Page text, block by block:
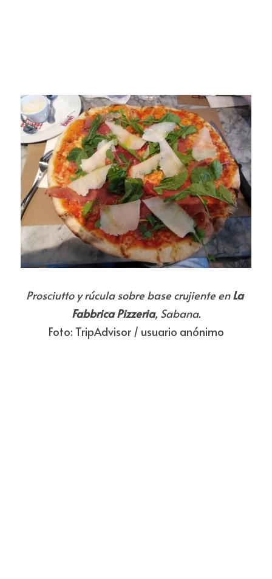
Prosciutto y rúcula sobre base crujiente en La
Fabbrica Pizzeria, Sabana.
Foto: TripAdvisor / usuario anónimo